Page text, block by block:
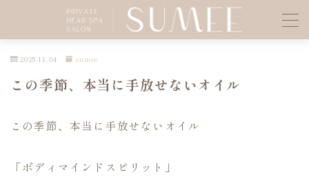
BLOG
Instagram
ご予約の前に
2025.11.04 sumee
この季節、本当に手放せないオイル
この季節、本当に手放せないオイル
「ボディマインドスピリット」